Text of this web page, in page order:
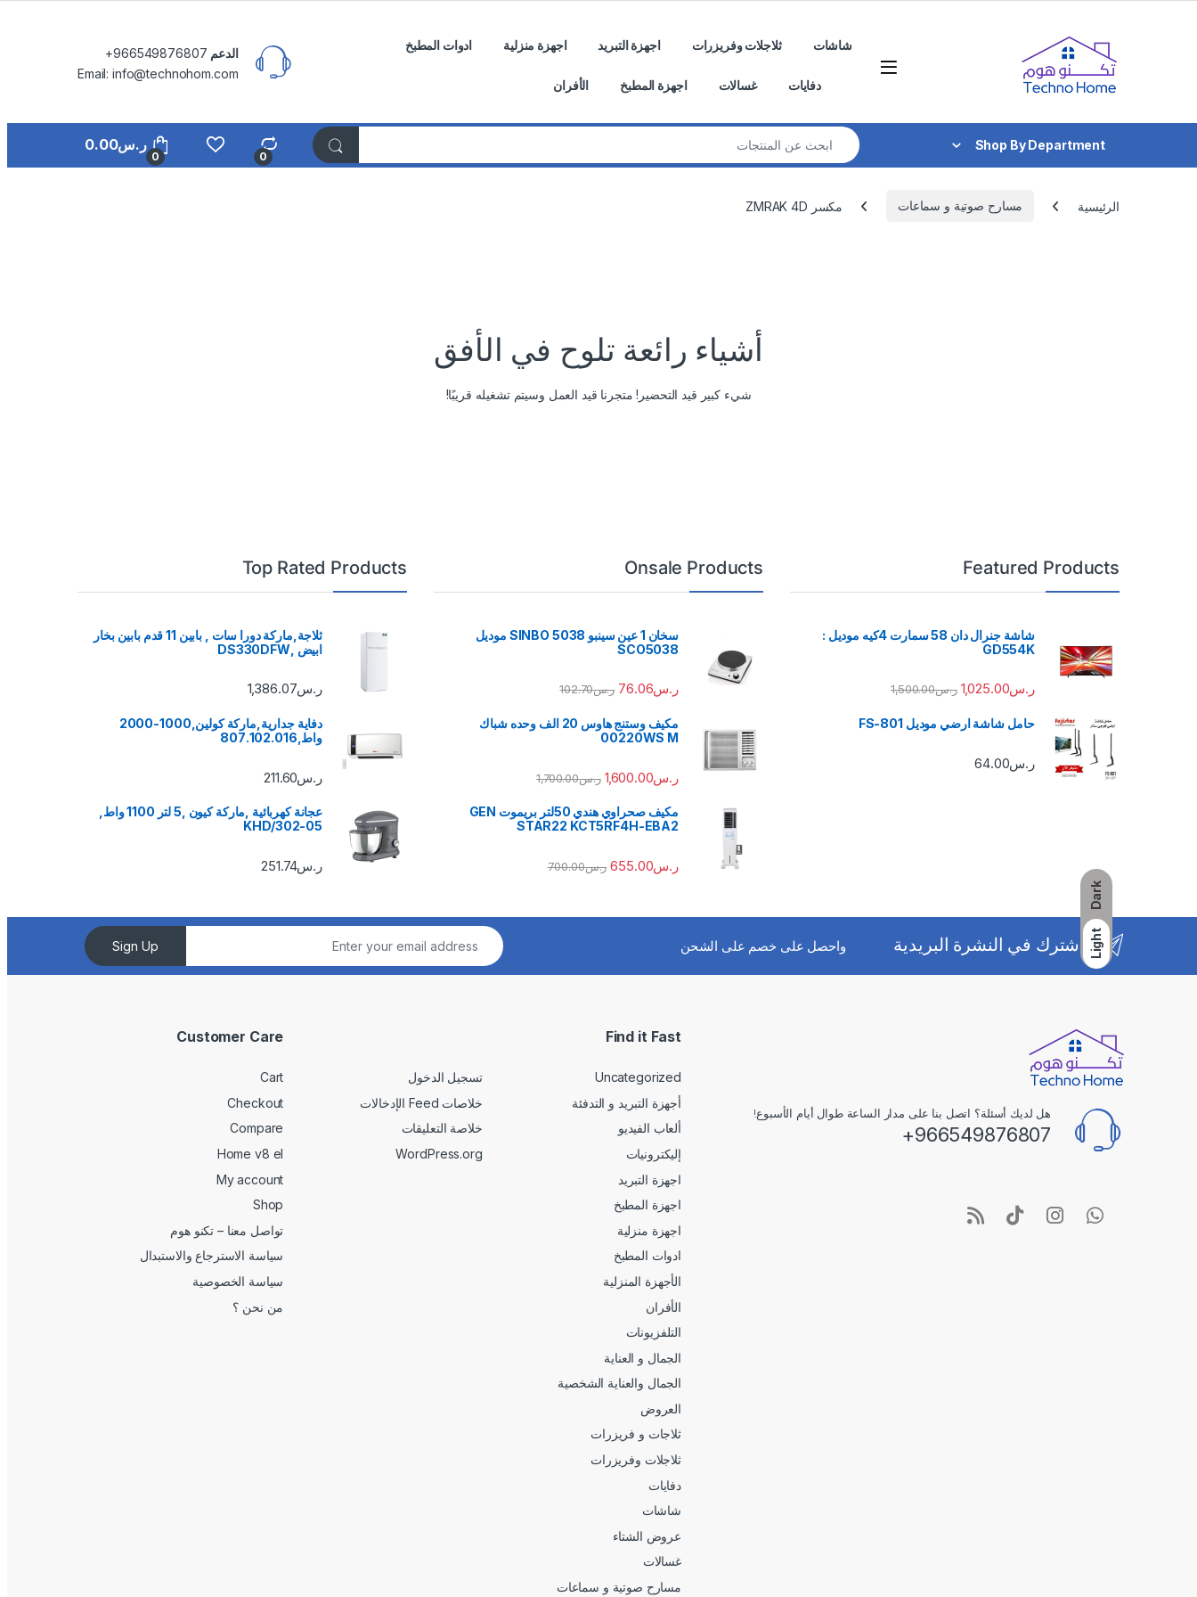
Dark
Light
شاشات ثلاجلات وفريزرات اجهزة التبريد اجهزة منزلية ادوات المطبخ
دفايات غسالات اجهزة المطبخ الأفران
الدعم
Email: info@technohom.com
Shop By Department
Search for:
0
0
ر.س0.00
الرئيسية مسارح صوتية و سماعات مكسر ZMRAK 4D
أشياء رائعة تلوح في الأفق
شيء كبير قيد التحضير! متجرنا قيد العمل وسيتم تشغيله قريبًا!
Featured Products
شاشة جنرال دان 58 سمارت 4كيه موديل :
GD554K
ر.س1,025.00 ر.س1,500.00
حامل شاشة ارضي موديل FS-801
ر.س64.00
Onsale Products
سخان 1 عين سينبو 5038 SINBO موديل
SCO5038
ر.س76.06 ر.س102.70
مكيف وستنج هاوس 20 الف وحده شباك
00220WS M
ر.س1,600.00 ر.س1,700.00
مكيف صحراوي هندي 50لتر بريموت GEN
STAR22 KCT5RF4H-EBA2
ر.س655.00 ر.س700.00
Top Rated Products
ثلاجة,ماركة دورا سات , بابين 11 قدم بابين بخار
ابيض ,DS330DFW
ر.س1,386.07
دفاية جدارية,ماركة كولين,1000-2000
واط,807.102.016
ر.س211.60
عجانة كهربائية ,ماركة كيون ,5 لتر 1100 واط,
KHD/302-05
ر.س251.74
اشترك في النشرة البريدية واحصل على خصم على الشحن Sign Up
هل لديك أسئلة؟ اتصل بنا على مدار الساعة طوال أيام الأسبوع!
Find it Fast
Uncategorized
أجهزة التبريد و التدفئة
ألعاب الفيديو
إليكترونيات
اجهزة التبريد
اجهزة المطبخ
اجهزة منزلية
ادوات المطبخ
الأجهزة المنزلية
الأفران
التلفزيونات
الجمال و العناية
الجمال والعناية الشخصية
العروض
ثلاجات و فريزرات
ثلاجلات وفريزرات
دفايات
شاشات
عروض الشتاء
غسالات
مسارح صوتية و سماعات
تسجيل الدخول
خلاصات Feed الإدخالات
خلاصة التعليقات
WordPress.org
Customer Care
Cart
Checkout
Compare
Home v8 el
My account
Shop
تواصل معنا – تكنو هوم
سياسة الاسترجاع والاستبدال
سياسة الخصوصية
من نحن ؟